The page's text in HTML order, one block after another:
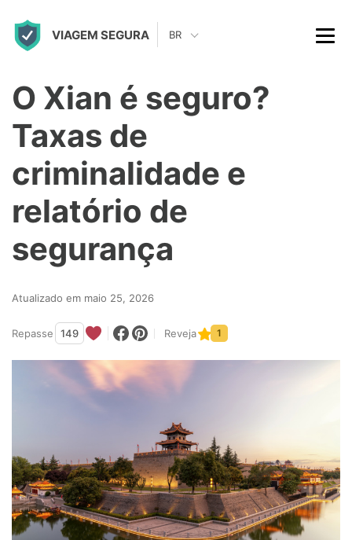
VIAGEM SEGURA BR
O Xian é seguro?
Taxas de
criminalidade e
relatório de
segurança
Atualizado em maio 25, 2026
Repasse 149 Reveja 1